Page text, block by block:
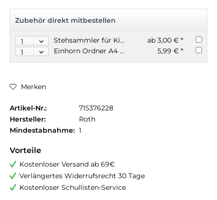
Zubehör direkt mitbestellen
Stehsammler für Kinder aus Pappe Einhorn Der kleine Knick
ab 3,00 € *
Einhorn Ordner A4 7cm breit Herma
5,99 € *
Merken
Artikel-Nr.:
715376228
Hersteller:
Roth
Mindestabnahme: 1
Vorteile
Kostenloser Versand ab 69€
Verlängertes Widerrufsrecht 30 Tage
Kostenloser Schullisten-Service